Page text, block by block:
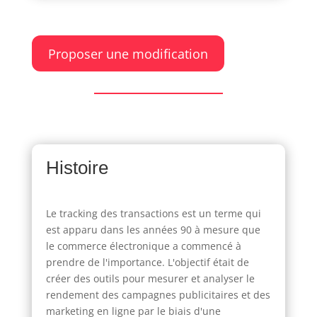
Proposer une modification
Histoire
Le tracking des transactions est un terme qui
est apparu dans les années 90 à mesure que
le commerce électronique a commencé à
prendre de l'importance. L'objectif était de
créer des outils pour mesurer et analyser le
rendement des campagnes publicitaires et des
marketing en ligne par le biais d'une